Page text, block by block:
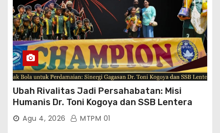
Ubah Rivalitas Jadi Persahabatan: Misi
Humanis Dr. Toni Kogoya dan SSB Lentera
TimurAgu 4, 2026 MTPM 01